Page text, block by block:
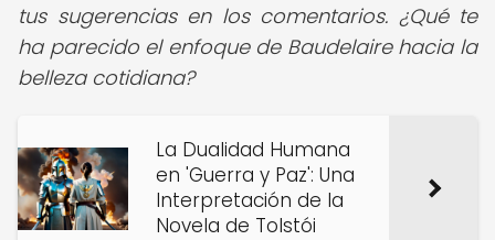
tus sugerencias en los comentarios. ¿Qué te
ha parecido el enfoque de Baudelaire hacia la
belleza cotidiana?
La Dualidad Humana
en 'Guerra y Paz': Una
Interpretación de la
Novela de Tolstói